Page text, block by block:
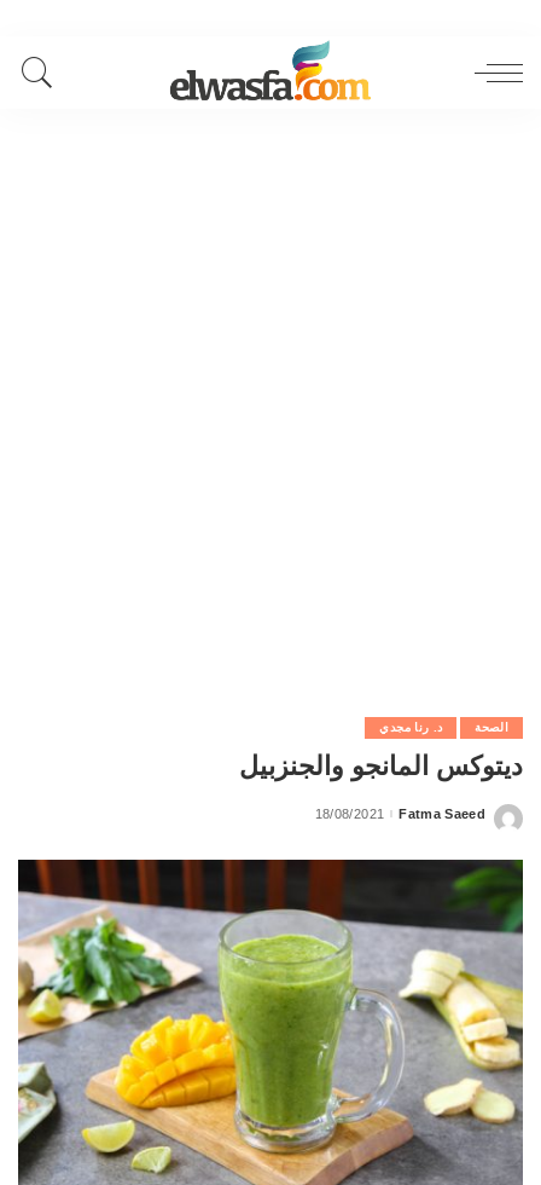
الصحة د. رنا مجدي
ديتوكس المانجو والجنزبيل
Posted
Fatma Saeed
18/08/2021